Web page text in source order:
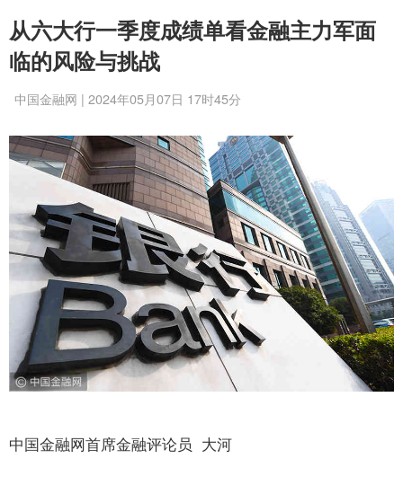
从六大行一季度成绩单看金融主力军面
临的风险与挑战
中国金融网 | 2024年05月07日 17时45分
中国金融网首席金融评论员 大河